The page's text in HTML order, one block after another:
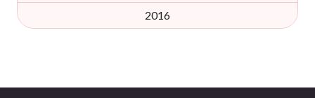
2016